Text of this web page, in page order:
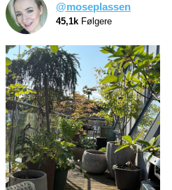
@moseplassen
45,1k Følgere